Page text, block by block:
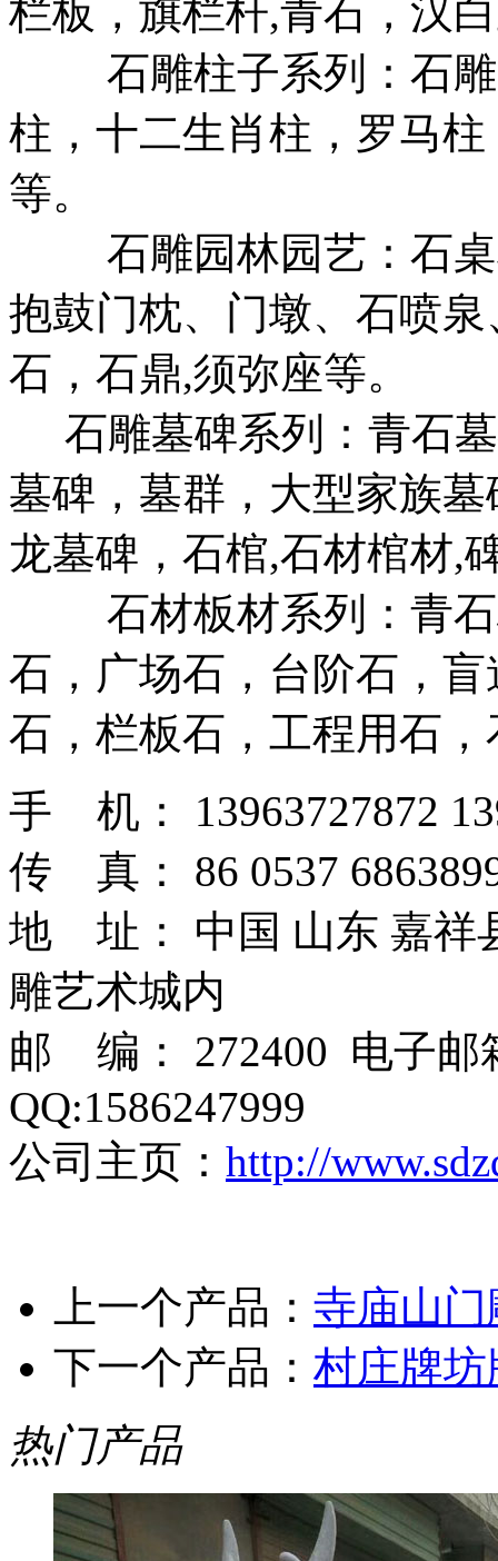
栏板，旗栏杆,青石，汉
石雕柱子系列：石雕
柱，十二生肖柱，罗马
等。
石雕园林园艺：石桌
抱鼓门枕、门墩、石喷
石，石鼎,须弥座等。
石雕墓碑系列：青石
墓碑，墓群，大型家族
龙墓碑，石棺,石材棺材,
石材板材系列：青石
石，广场石，台阶石，
石，栏板石，工程用石
手 机： 13963727872
传 真： 86 0537
地 址： 中国 山东 嘉祥
雕艺术城内
邮 编： 272400 电子邮
QQ:1586247999
公司主页： http://
上一个产品： 寺庙山门
下一个产品： 村庄牌坊
热门产品